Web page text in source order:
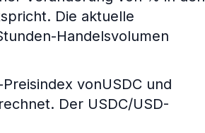
Die aktuelle
Handelsvolumen
vonUSDC und
Der USDC/USD-